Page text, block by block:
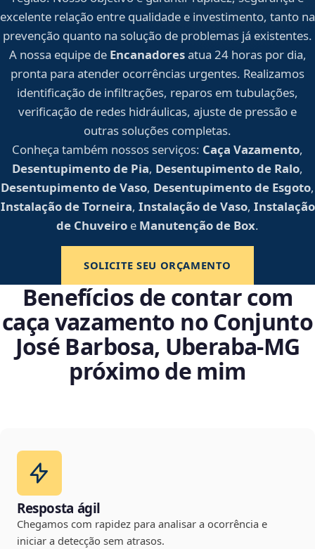
excelente relação entre qualidade e investimento, tanto na
prevenção quanto na solução de problemas já existentes.
A nossa equipe de Encanadoresatua 24 horas por dia,
pronta para atender ocorrências urgentes. Realizamos
identificação de infiltrações, reparos em tubulações,
verificação de redes hidráulicas, ajuste de pressão e
outras soluções completas.
Conheça também nossos serviços: Caça Vazamento,
Desentupimento de Pia, Desentupimento de Ralo,
Desentupimento de Vaso, Desentupimento de Esgoto,
Instalação de Torneira, Instalação de Vaso, Instalação
de Chuveiro e Manutenção de Box.
SOLICITE SEU ORÇAMENTO
Benefícios de contar com
caça vazamento no Conjunto
José Barbosa, Uberaba‑MG
próximo de mim
Resposta ágil
Chegamos com rapidez para analisar a ocorrência e
iniciar a detecção sem atrasos.